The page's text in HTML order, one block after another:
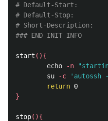
# Default-Start:
# Default-Stop:
# Short-Description:
### END INIT INFO
start (){
echo
-n
        su
-c
'autossh
return
}
stop(){